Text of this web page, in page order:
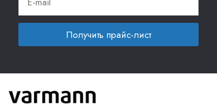
Получить прайс-лист